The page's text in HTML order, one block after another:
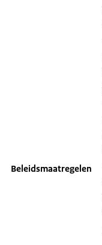
Beleidsmaatregelen